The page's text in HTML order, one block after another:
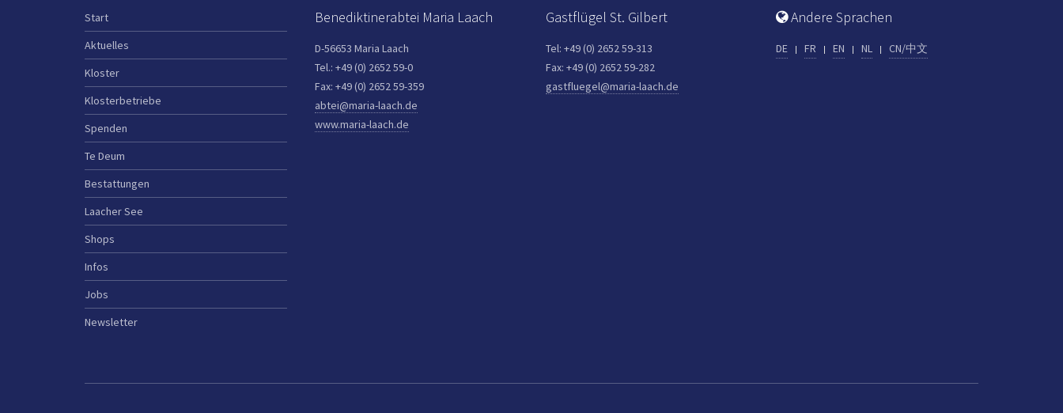
Start
Aktuelles
Kloster
Klosterbetriebe
Spenden
Te Deum
Bestattungen
Laacher See
Shops
Infos
Jobs
Newsletter
Benediktinerabtei Maria Laach
D-56653 Maria Laach
Tel.: +49 (0) 2652 59-0
Fax: +49 (0) 2652 59-359
abtei@maria-laach.de
www.maria-laach.de
Gastflügel St. Gilbert
Tel: +49 (0) 2652 59-313
Fax: +49 (0) 2652 59-282
gastfluegel@maria-laach.de
Andere Sprachen
DE FR EN NL CN/中文